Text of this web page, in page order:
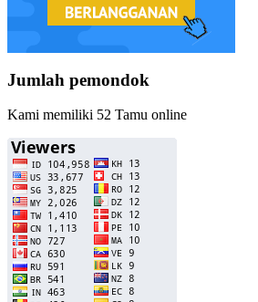
Jumlah pemondok
Kami memiliki 52 Tamu online